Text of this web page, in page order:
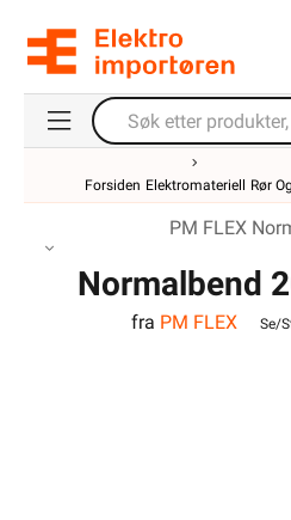
Forsiden Elektromateriell Rør
PM FLEX
Normalbend
Hvit
fra PM FLEX Se/